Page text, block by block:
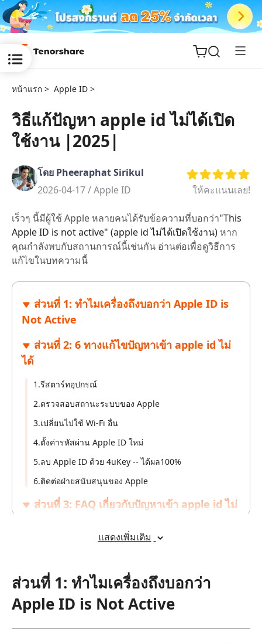
ReiBoot
Tenorshare
New
iAnyGo
หน้าแรก > Apple ID >
วิธีแก้ปัญหา apple id ไม่ได้เปิด
ใช้งาน |2025|
โดย Pheeraphat Sirikul
2026-04-17 /Apple ID ให้คะแนนเลย!
เร็วๆ นี้มีผู้ใช้ Apple หลายคนได้รับข้อความที่บอกว่า"This
Apple ID is not active" (apple id ไม่ได้เปิดใช้งาน) หาก
คุณกำลังพบกับสถานการณ์นี้เช่นกัน อ่านต่อเพื่อดูวิธีการ
แก้ไขในบทความนี้
ส่วนที่ 1: ทำไมเครื่องถึงบอกว่า Apple ID is
Not Active
ส่วนที่ 2: 6 ทางแก้ไขปัญหาเข้า apple id ไม่
ได้
1.รีสตาร์ทอุปกรณ์
2.ตรวจสอบสถานะระบบของ Apple
3.เปลี่ยนไปใช้ Wi-Fi อื่น
4.ตั้งค่ารหัสผ่าน Apple ID ใหม่
5.ลบ Apple ID ด้วย 4uKey -- ได้ผล100%
6.ติดต่อฝ่ายสนับสนุนของ Apple
ส่วนที่ 3: FAQ เกี่ยวกับปัญหาเข้า apple id ไม่
1.สาเหตุที่ทำให้ Apple ID ไม่ใช้งานมีอะไรบ้าง?
3.การใช้ Tenorshare 4uKey ในการแก้ปัญหา Apple ID
4.การรีเซ็ตรหัสผ่าน Apple ID จะทำให้ข้อมูลหายหรือไม่?
แสดงเพิ่มเติม
ส่วนที่ 1: ทำไมเครื่องถึงบอกว่า
Apple ID is Not Active